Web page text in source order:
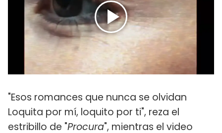
"Esos romances que nunca se olvidan
Loquita por mí, loquito por ti", reza el
estribillo de "Procura", mientras el video